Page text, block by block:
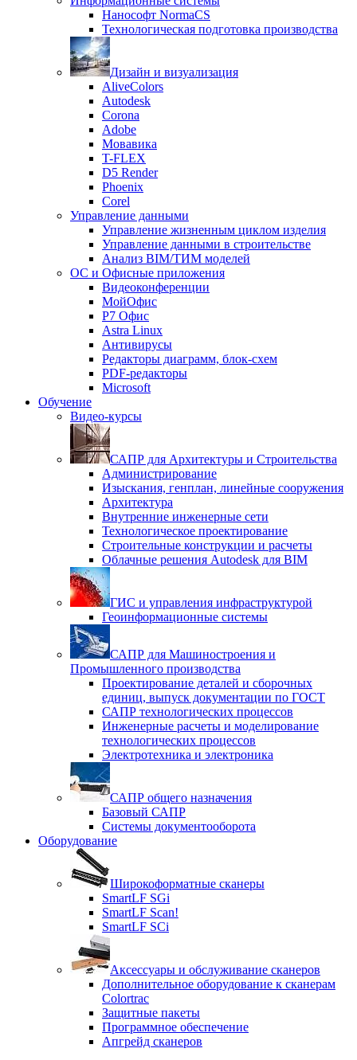
Нанософт NormaCS
Технологическая подготовка производства
Дизайн и визуализация
AliveColors
Autodesk
Corona
Adobe
Мовавика
T-FLEX
D5 Render
Phoenix
Corel
Управление данными
Управление жизненным циклом изделия
Управление данными в строительстве
Анализ BIM/ТИМ моделей
ОС и Офисные приложения
Видеоконференции
МойОфис
P7 Офис
Astra Linux
Антивирусы
Редакторы диаграмм, блок-схем
PDF-редакторы
Microsoft
Обучение
Видео-курсы
САПР для Архитектуры и Строительства
Администрирование
Изыскания, генплан, линейные сооружения
Архитектура
Внутренние инженерные сети
Технологическое проектирование
Строительные конструкции и расчеты
Облачные решения Autodesk для BIM
ГИС и управления инфраструктурой
Геоинформационные системы
САПР для Машиностроения и
Промышленного производства
Проектирование деталей и сборочных
единиц, выпуск документации по ГОСТ
САПР технологических процессов
Инженерные расчеты и моделирование
технологических процессов
Электротехника и электроника
САПР общего назначения
Базовый САПР
Системы документооборота
Оборудование
Широкоформатные сканеры
SmartLF SGi
SmartLF Scan!
SmartLF SCi
Аксессуары и обслуживание сканеров
Дополнительное оборудование к сканерам
Colortrac
Защитные пакеты
Программное обеспечение
Апгрейд сканеров